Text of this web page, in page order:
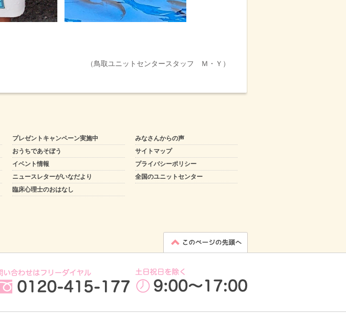
（鳥取ユニットセンタースタッフ Ｍ・Ｙ）
プレゼントキャンペーン実施中
おうちであそぼう
イベント情報
ニュースレターがいなだより
臨床心理士のおはなし
みなさんからの声
サイトマップ
プライバシーポリシー
全国のユニットセンター